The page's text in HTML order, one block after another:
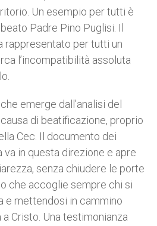
Un esempio per tutti è
Padre Pino Puglisi. Il
rappresentato per tutti un
l’incompatibilità assoluta
emerge dall’analisi del
di beatificazione, proprio
Cec. Il documento dei
va in questa direzione e apre
senza chiudere le porte
che accoglie sempre chi si
e mettendosi in cammino
Cristo. Una testimonianza